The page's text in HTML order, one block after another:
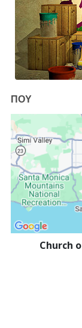
ΠΟΥ
Church